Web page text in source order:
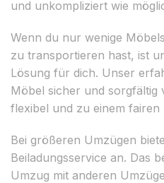
und unkompliziert wie
Wenn du nur wenige
zu transportieren hast, ist
Lösung für dich. Unser
Möbel sicher und sorgfältig
flexibel und zu einem fairen
Bei größeren Umzügen
Beiladungsservice an. Das
Umzug mit anderen